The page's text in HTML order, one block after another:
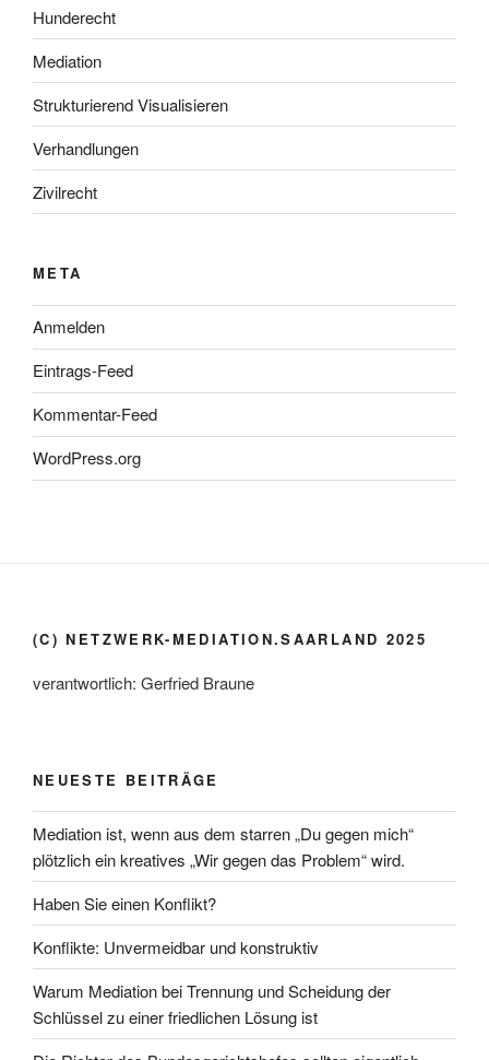
Hunderecht
Mediation
Strukturierend Visualisieren
Verhandlungen
Zivilrecht
META
Anmelden
Eintrags-Feed
Kommentar-Feed
WordPress.org
(C) NETZWERK-MEDIATION.SAARLAND 2025
verantwortlich: Gerfried Braune
NEUESTE BEITRÄGE
Mediation ist, wenn aus dem starren „Du gegen mich“
plötzlich ein kreatives „Wir gegen das Problem“ wird.
Haben Sie einen Konflikt?
Konflikte: Unvermeidbar und konstruktiv
Warum Mediation bei Trennung und Scheidung der
Schlüssel zu einer friedlichen Lösung ist